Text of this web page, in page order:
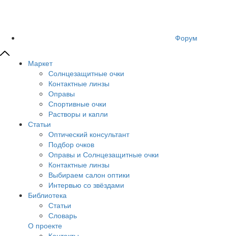
Форум
Маркет
Солнцезащитные очки
Контактные линзы
Оправы
Спортивные очки
Растворы и капли
Статьи
Оптический консультант
Подбор очков
Оправы и Солнцезащитные очки
Контактные линзы
Выбираем салон оптики
Интервью со звёздами
Библиотека
Статьи
Словарь
О проекте